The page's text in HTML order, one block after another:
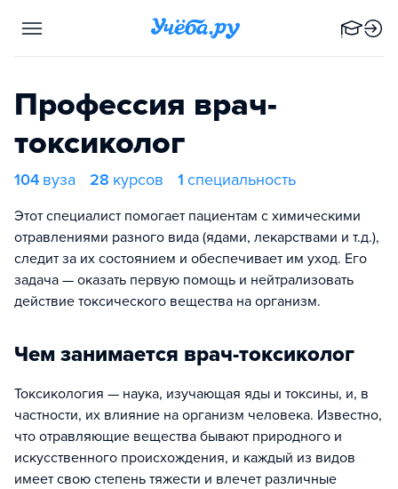
Профессия врач-
токсиколог
104 вуза 28 курсов 1 специальность
Этот специалист помогает пациентам с химическими
отравлениями разного вида (ядами, лекарствами и т.д.),
следит за их состоянием и обеспечивает им уход. Его
задача — оказать первую помощь и нейтрализовать
действие токсического вещества на организм.
Чем занимается врач-токсиколог
Токсикология — наука, изучающая яды и токсины, и, в
частности, их влияние на организм человека. Известно,
что отравляющие вещества бывают природного и
искусственного происхождения, и каждый из видов
имеет свою степень тяжести и влечет различные